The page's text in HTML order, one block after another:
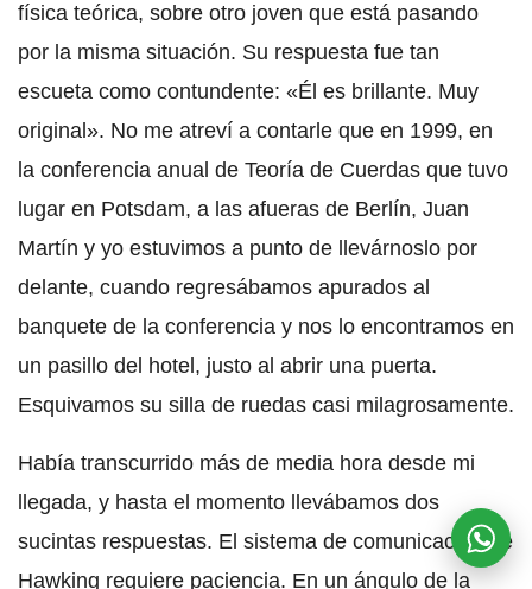
física teórica, sobre otro joven que está pasando
por la misma situación. Su respuesta fue tan
escueta como contundente: «Él es brillante. Muy
original». No me atreví a contarle que en 1999, en
la conferencia anual de Teoría de Cuerdas que tuvo
lugar en Potsdam, a las afueras de Berlín, Juan
Martín y yo estuvimos a punto de llevárnoslo por
delante, cuando regresábamos apurados al
banquete de la conferencia y nos lo encontramos en
un pasillo del hotel, justo al abrir una puerta.
Esquivamos su silla de ruedas casi milagrosamente.
Había transcurrido más de media hora desde mi
llegada, y hasta el momento llevábamos dos
sucintas respuestas. El sistema de comunicación de
Hawking requiere paciencia. En un ángulo de la